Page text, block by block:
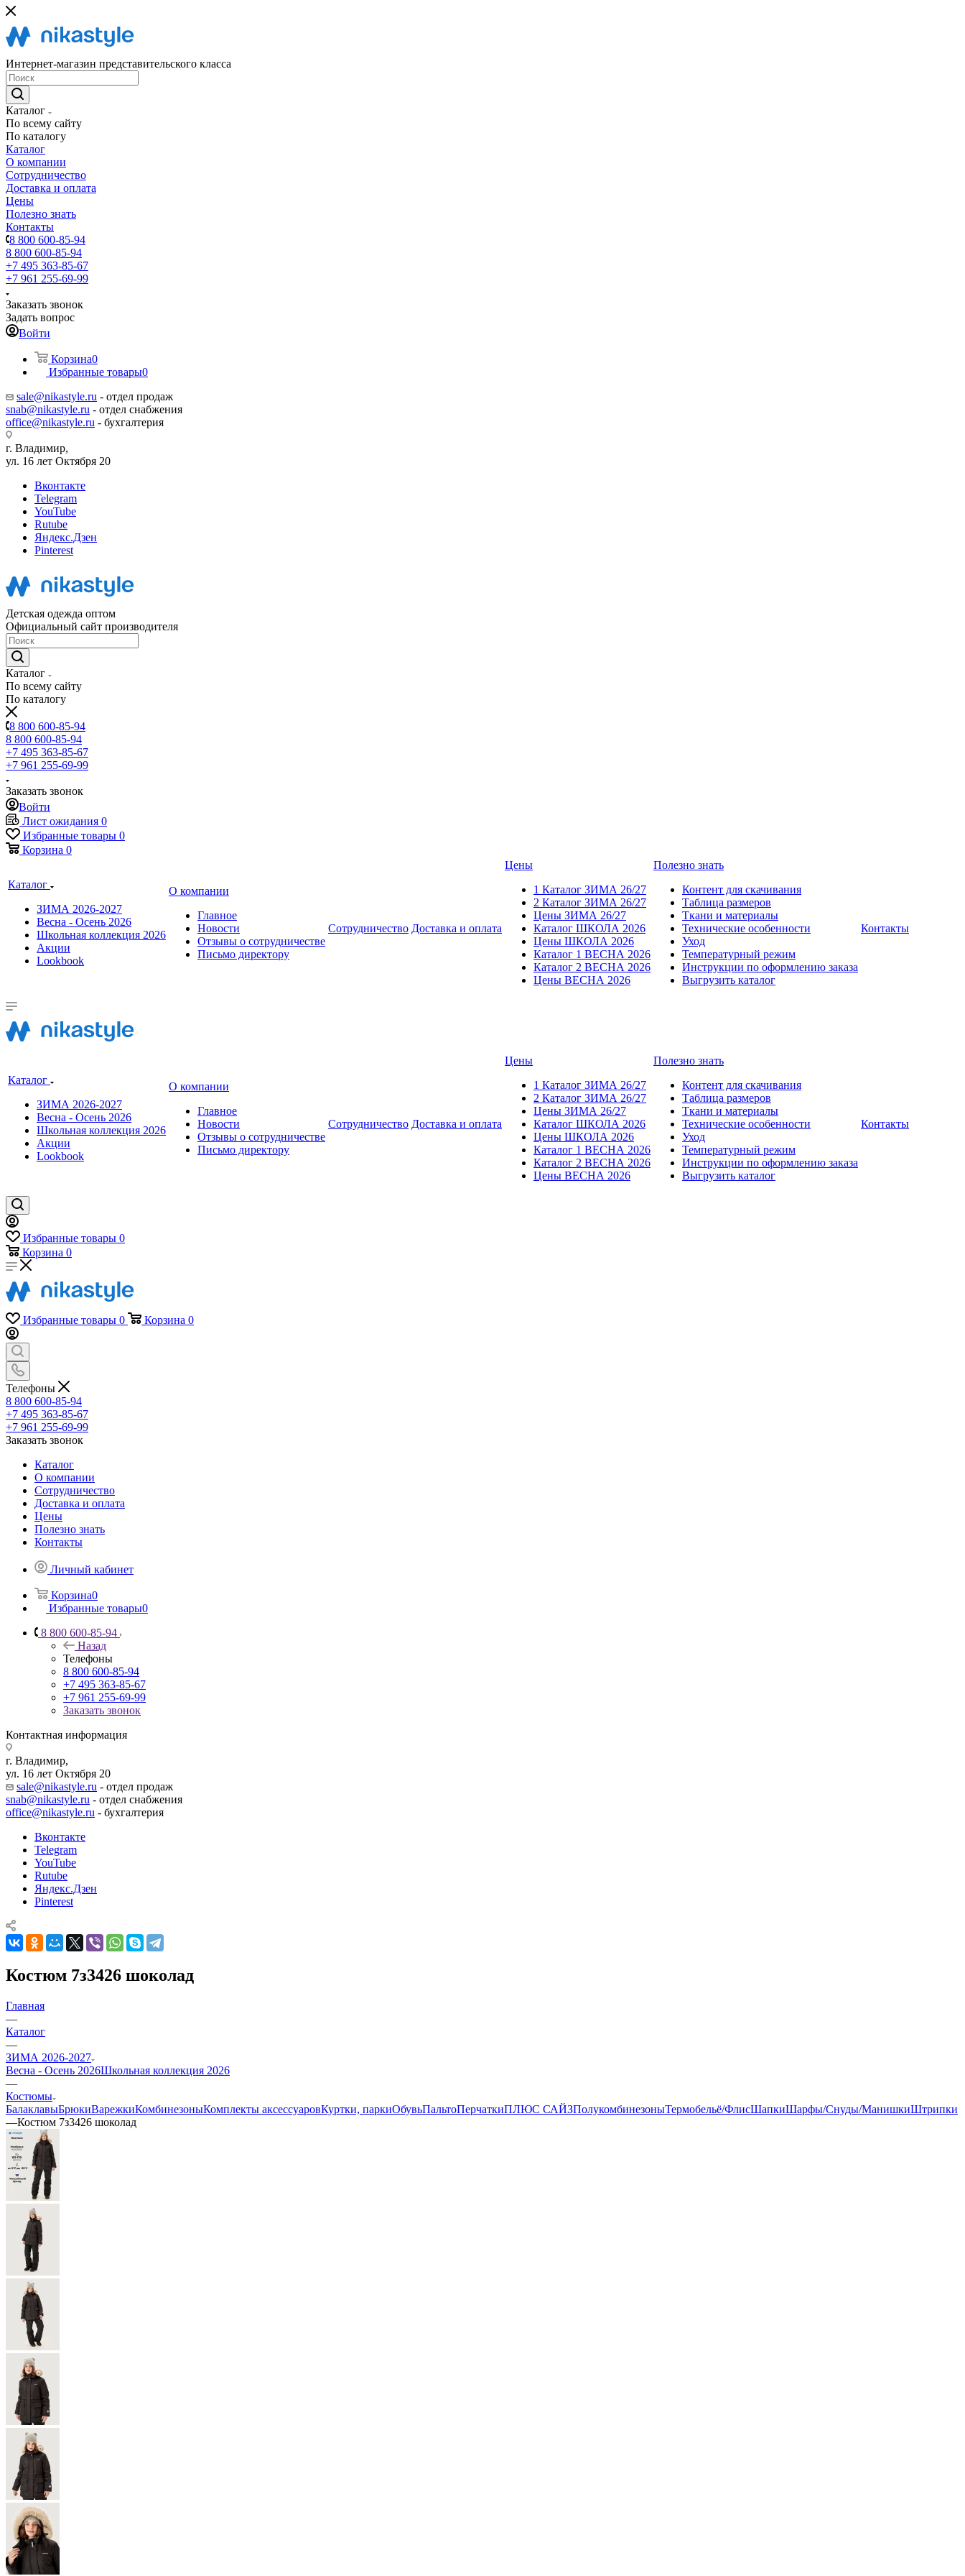
Интернет-магазин представительского класса
Каталог
По всему сайту
По каталогу
Каталог
О компании
Сотрудничество
Доставка и оплата
Цены
Полезно знать
Контакты
8 800 600-85-94
8 800 600-85-94
+7 495 363-85-67
+7 961 255-69-99
Заказать звонок
Задать вопрос
Войти
Корзина0
Избранные товары0
sale@nikastyle.ru - отдел продаж
snab@nikastyle.ru - отдел снабжения
office@nikastyle.ru - бухгалтерия
г. Владимир,
ул. 16 лет Октября 20
Вконтакте
Telegram
YouTube
Rutube
Яндекс.Дзен
Pinterest
Детская одежда оптом
Официальный сайт производителя
Каталог
По всему сайту
По каталогу
8 800 600-85-94
8 800 600-85-94
+7 495 363-85-67
+7 961 255-69-99
Заказать звонок
Войти
Лист ожидания 0
Избранные товары 0
Корзина 0
Каталог
ЗИМА 2026-2027
Весна - Осень 2026
Школьная коллекция 2026
Акции
Lookbook
О компании
Главное
Новости
Отзывы о сотрудничестве
Письмо директору
Сотрудничество Доставка и оплата
Цены
1 Каталог ЗИМА 26/27
2 Каталог ЗИМА 26/27
Цены ЗИМА 26/27
Каталог ШКОЛА 2026
Цены ШКОЛА 2026
Каталог 1 ВЕСНА 2026
Каталог 2 ВЕСНА 2026
Цены ВЕСНА 2026
Полезно знать
Контент для скачивания
Таблица размеров
Ткани и материалы
Технические особенности
Уход
Температурный режим
Инструкции по оформлению заказа
Выгрузить каталог
Контакты
Каталог
ЗИМА 2026-2027
Весна - Осень 2026
Школьная коллекция 2026
Акции
Lookbook
О компании
Главное
Новости
Отзывы о сотрудничестве
Письмо директору
Сотрудничество Доставка и оплата
Цены
1 Каталог ЗИМА 26/27
2 Каталог ЗИМА 26/27
Цены ЗИМА 26/27
Каталог ШКОЛА 2026
Цены ШКОЛА 2026
Каталог 1 ВЕСНА 2026
Каталог 2 ВЕСНА 2026
Цены ВЕСНА 2026
Полезно знать
Контент для скачивания
Таблица размеров
Ткани и материалы
Технические особенности
Уход
Температурный режим
Инструкции по оформлению заказа
Выгрузить каталог
Контакты
Избранные товары 0
Корзина 0
Избранные товары 0 Корзина 0
Телефоны
8 800 600-85-94
+7 495 363-85-67
+7 961 255-69-99
Заказать звонок
Каталог
О компании
Сотрудничество
Доставка и оплата
Цены
Полезно знать
Контакты
Личный кабинет
Корзина0
Избранные товары0
8 800 600-85-94
Назад
Телефоны
8 800 600-85-94
+7 495 363-85-67
+7 961 255-69-99
Заказать звонок
Контактная информация
г. Владимир,
ул. 16 лет Октября 20
sale@nikastyle.ru - отдел продаж
snab@nikastyle.ru - отдел снабжения
office@nikastyle.ru - бухгалтерия
Вконтакте
Telegram
YouTube
Rutube
Яндекс.Дзен
Pinterest
Костюм 7з3426 шоколад
Главная
—
Каталог
—
ЗИМА 2026-2027
Весна - Осень 2026Школьная коллекция 2026
—
Костюмы
БалаклавыБрюкиВарежкиКомбинезоныКомплекты аксессуаровКуртки, паркиОбувьПальтоПерчаткиПЛЮС САЙЗПолукомбинезоныТермобельё/ФлисШапкиШарфы/Снуды/МанишкиШтрипки
—Костюм 7з3426 шоколад